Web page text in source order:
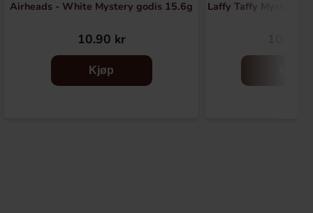
Airheads - White Mystery godis 15.6g
10.90 kr
Kjøp
Laffy Taffy Mystery